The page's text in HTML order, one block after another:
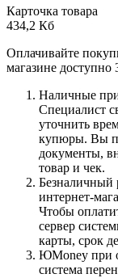
Карточка товара
434,2 Кб
Оплачивайте
магазине доступно
Наличные
Специалист
уточнить
купюры. Вы
документы,
товар и чек.
Безналичный
интернет-
Чтобы
сервер
карты, срок
ЮMoney при
система